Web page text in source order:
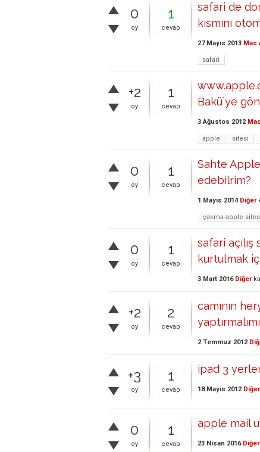
0
oy
1
cevap
safari de
kısmını
27 Mayıs 2013 Mac
safari
+2
oy
1
cevap
Bakü`ye
3 Ağustos 2012
apple sitesi
0
oy
1
cevap
Sahte
edebilrim?
1 Mayıs 2014 Diğer
çakma-apple-
0
oy
1
cevap
safari
kurtulmak
3 Mart 2016 Diğer
+2
oy
2
cevap
camının
2 Temmuz 2012
+3
oy
1
cevap
ipad 3
18 Mayıs 2012 Diğer
0
oy
1
cevap
apple mail
23 Nisan 2016 Diğer